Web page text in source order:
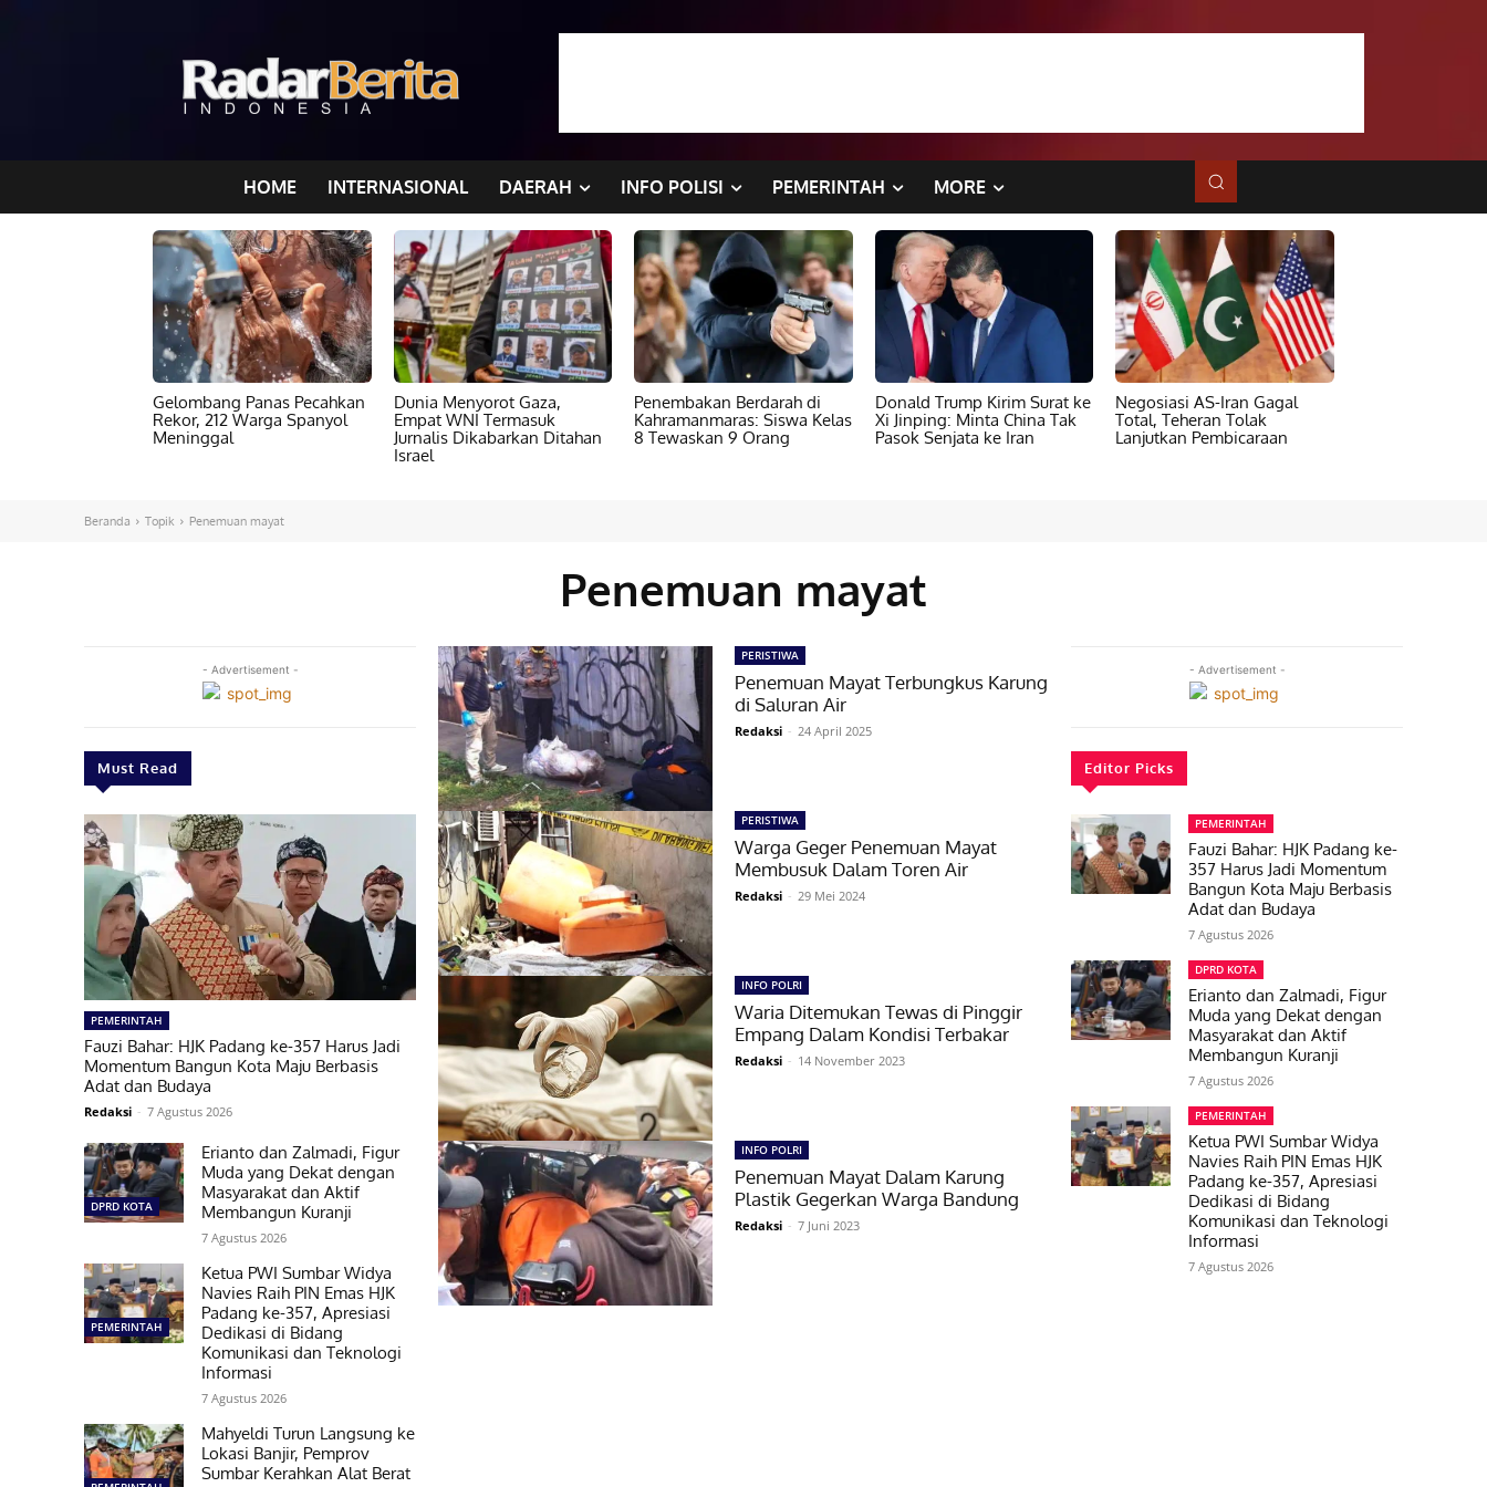
HOME INTERNASIONAL DAERAH INFO POLISI PEMERINTAH MORE
Gelombang Panas Pecahkan
Rekor, 212 Warga Spanyol
Meninggal
Dunia Menyorot Gaza,
Empat WNI Termasuk
Jurnalis Dikabarkan Ditahan
Israel
Penembakan Berdarah di
Kahramanmaras: Siswa Kelas
8 Tewaskan 9 Orang
Donald Trump Kirim Surat ke
Xi Jinping: Minta China Tak
Pasok Senjata ke Iran
Negosiasi AS-Iran Gagal
Total, Teheran Tolak
Lanjutkan Pembicaraan
Beranda Topik Penemuan mayat
Penemuan mayat
- Advertisement -
Must Read
PEMERINTAH
Fauzi Bahar: HJK Padang ke-357 Harus Jadi
Momentum Bangun Kota Maju Berbasis
Adat dan Budaya
Redaksi - 7 Agustus 2026
DPRD KOTA
Erianto dan Zalmadi, Figur
Muda yang Dekat dengan
Masyarakat dan Aktif
Membangun Kuranji
7 Agustus 2026
PEMERINTAH
Ketua PWI Sumbar Widya
Navies Raih PIN Emas HJK
Padang ke-357, Apresiasi
Dedikasi di Bidang
Komunikasi dan Teknologi
Informasi
7 Agustus 2026
Mahyeldi Turun Langsung ke
Lokasi Banjir, Pemprov
Sumbar Kerahkan Alat Berat
PERISTIWA
Penemuan Mayat Terbungkus Karung
di Saluran Air
Redaksi - 24 April 2025
PERISTIWA
Warga Geger Penemuan Mayat
Membusuk Dalam Toren Air
Redaksi - 29 Mei 2024
INFO POLRI
Waria Ditemukan Tewas di Pinggir
Empang Dalam Kondisi Terbakar
Redaksi - 14 November 2023
INFO POLRI
Penemuan Mayat Dalam Karung
Plastik Gegerkan Warga Bandung
Redaksi - 7 Juni 2023
- Advertisement -
Editor Picks
PEMERINTAH
Fauzi Bahar: HJK Padang ke-
357 Harus Jadi Momentum
Bangun Kota Maju Berbasis
Adat dan Budaya
7 Agustus 2026
DPRD KOTA
Erianto dan Zalmadi, Figur
Muda yang Dekat dengan
Masyarakat dan Aktif
Membangun Kuranji
7 Agustus 2026
PEMERINTAH
Ketua PWI Sumbar Widya
Navies Raih PIN Emas HJK
Padang ke-357, Apresiasi
Dedikasi di Bidang
Komunikasi dan Teknologi
Informasi
7 Agustus 2026